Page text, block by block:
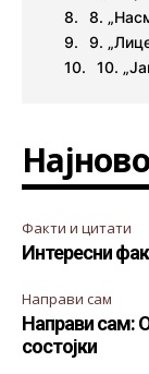
8.
9.
10.
Најново
Факти и цитати
Интересни
Направи сам
Направи сам:
состојки